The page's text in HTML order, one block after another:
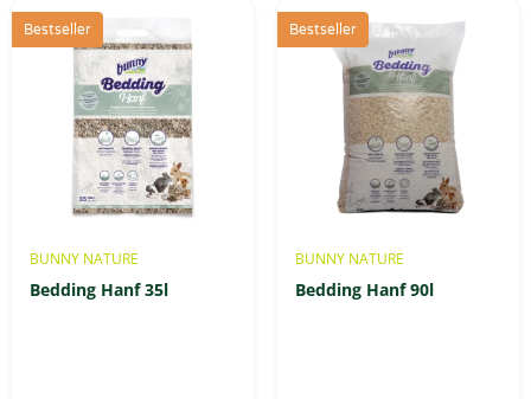
Bestseller
BUNNY NATURE
Bedding Hanf 35l
Bestseller
BUNNY NATURE
Bedding Hanf 90l